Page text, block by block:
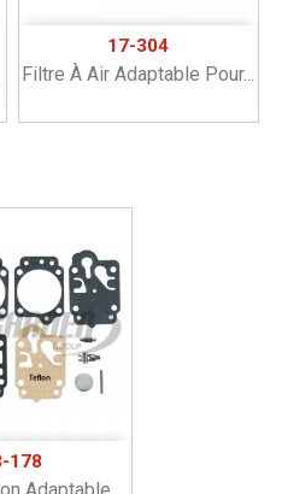
17-304
Filtre À Air Adaptable Pour...
178